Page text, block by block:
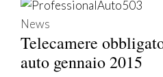
News
Telecamere
auto gennaio 2015